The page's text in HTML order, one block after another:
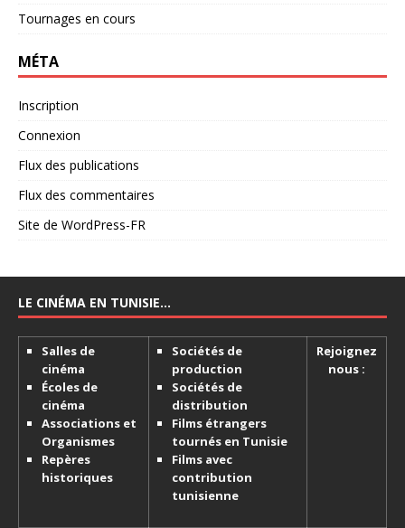
Tournages en cours
MÉTA
Inscription
Connexion
Flux des publications
Flux des commentaires
Site de WordPress-FR
LE CINÉMA EN TUNISIE…
Salles de
cinéma
Écoles de
cinéma
Associations et
Organismes
Repères
historiques
Sociétés de
production
Sociétés de
distribution
Films étrangers
tournés en Tunisie
Films avec
contribution
tunisienne
Rejoignez
nous :